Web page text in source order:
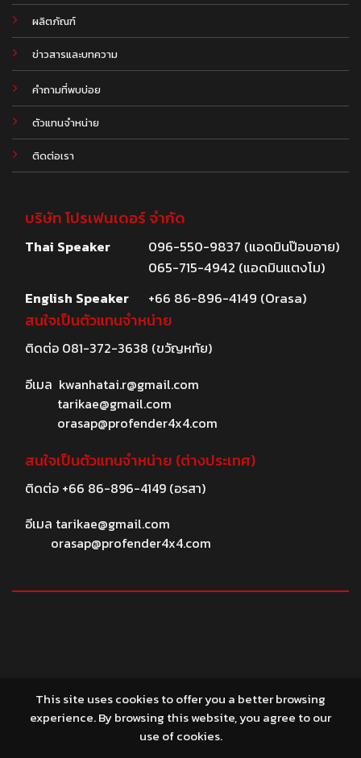
ผลิตภัณฑ์
ข่าวสารและบทความ
.
คำถามที่พบบ่อย
ตัวแทนจำหน่าย
ติดต่อเรา
บริษัท โปรเฟนเดอร์ จำกัด
Thai Speaker
096-550-9837 (แอดมินป๊อบอาย)
065-715-4942 (แอดมินแตงโม)
English Speaker
+66 86-896-4149 (Orasa)
สนใจเป็นตัวแทนจำหน่าย
ติดต่อ 081-372-3638 (ขวัญหทัย)
อีเมล kwanhatai.r@gmail.com
tarikae@gmail.com
orasap@profender4x4.com
สนใจเป็นตัวแทนจำหน่าย (ต่างประเทศ)
ติดต่อ +66 86-896-4149(อรสา)
อีเมล tarikae@gmail.com
orasap@profender4x4.com
This site uses cookies to offer you a better browsing
experience. By browsing this website, you agree to our
use of cookies.